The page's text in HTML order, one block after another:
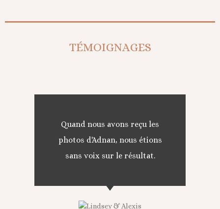
TÉMOIGNAGES
Quand nous avons reçu les
photos d'Adnan, nous étions
sans voix sur le résultat.